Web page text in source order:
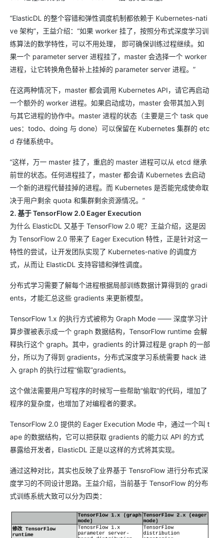
“ElasticDL 的整个容错和弹性调度机制都依赖于 Kubernetes-nati
ve 架构”，王益介绍：“如果 worker 挂了，按照分布式深度学习训
练算法的数学特性，可以不用处理， 即可确保训练过程继续。如
果一个 parameter server 进程挂了，master 会选择一个 worker
进程，让它转换角色替补上挂掉的 parameter server 进程。”
在这两种情况下，master 都会调用 Kubernetes API，请它再启动
一个额外的 worker 进程。如果启动成功，master 会带其加入到
与其它进程的协作中。master 进程的状态（主要是三个 task que
ues：todo、doing 与 done）可以保留在 Kubernetes 集群的 etc
d 存储系统中。
“这样，万一 master 挂了，重启的 master 进程可以从 etcd 继承
前世的状态。任何进程挂了，master 都会请 Kubernetes 去启动
一个新的进程代替挂掉的进程。而 Kubernetes 是否能完成使命取
决于用户剩余 quota 和集群剩余资源情况。”
2. 基于 TensorFlow 2.0 Eager Execution
为什么 ElasticDL 又基于 TensorFlow 2.0 呢？王益介绍，这是因
为 TensorFlow 2.0 带来了 Eager Execution 特性，正是针对这一
特性的尝试，让开发团队实现了 Kubernetes-native 的调度方
式，从而让 ElasticDL 支持容错和弹性调度。
分布式学习需要了解每个进程根据局部训练数据计算得到的 gradi
ents，才能汇总这些 gradients 来更新模型。
TensorFlow 1.x 的执行方式被称为 Graph Mode —— 深度学习计
算步骤被表示成一个 graph 数据结构，TensorFlow runtime 会解
释执行这个 graph。其中，gradients 的计算过程是 graph 的一部
分，所以为了得到 gradients，分布式深度学习系统需要 hack 进
入 graph 的执行过程“偷取”gradients。
这个做法需要用户写程序的时候写一些帮助“偷取”的代码，增加了
程序的复杂度，也增加了对编程者的要求。
TensorFlow 2.0 提供的 Eager Execution Mode 中，通过一个叫 t
ape 的数据结构，它可以把获取 gradients 的能力以 API 的方式
暴露给开发者，ElasticDL 正是以这样的方式将其实现。
通过这种对比，其实也反映了业界基于 TensroFlow 进行分布式深
度学习的不同设计思路。王益介绍，当前基于 TensorFlow 的分布
式训练系统大致可以分为四类：